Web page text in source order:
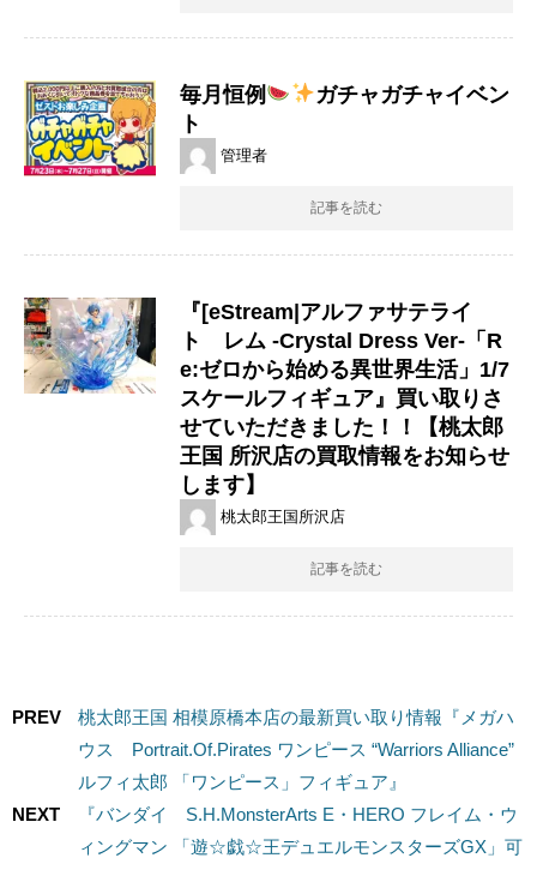
毎月恒例
ガチャガチャイベン
ト
管理者
記事を読む
『[eStream|アルファサテライ
ト レム ​-Crystal ​Dress ​Ver-「R
e:ゼロから始める異世界生活」1/7
スケールフィギュア』買い取りさ
せていただきました！！【桃太郎
王国 所沢店の買取情報をお知らせ
します】
桃太郎王国所沢店
記事を読む
PREV
桃太郎王国 相模原橋本店の最新買い取り情報『メガハ
ウス Portrait.Of.Pirates ​ワンピース ​“Warriors ​Alliance” ​
ルフィ太郎 「ワンピース」フィギュア』
NEXT
『バンダイ S.H.MonsterArts E・HERO フレイム・ウ
ィングマン 「遊☆戯☆王デュエルモンスターズGX」可